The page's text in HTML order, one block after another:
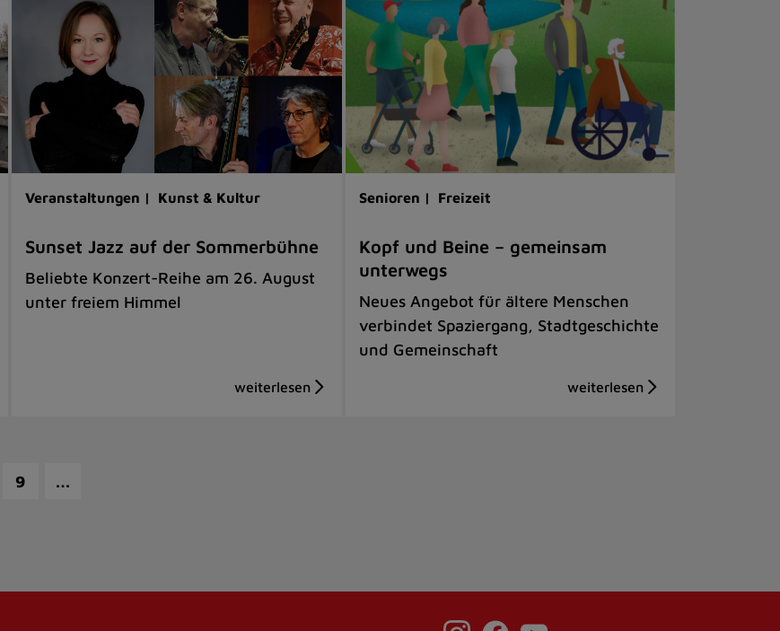
Veranstaltungen | Kunst & Kultur
Sunset Jazz auf der Sommerbühne
Beliebte Konzert-Reihe am 26. August
unter freiem Himmel
Senioren | Freizeit
Kopf und Beine – gemeinsam
unterwegs
Neues Angebot für ältere Menschen
verbindet Spaziergang, Stadtgeschichte
und Gemeinschaft
9 …